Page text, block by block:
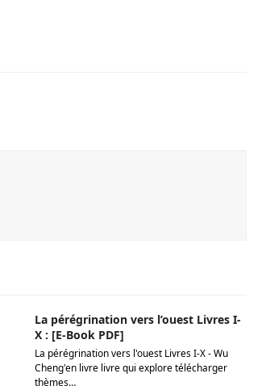
La pérégrination vers l’ouest Livres I-
X : [E-Book PDF]
La pérégrination vers l'ouest Livres I-X - Wu
Cheng'en livre livre qui explore télécharger
thèmes…